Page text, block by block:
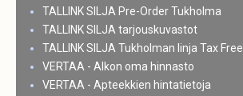
TALLINK SILJA Pre-Order Tukholma
TALLINK SILJA tarjouskuvastot
TALLINK SILJA Tukholman linja Tax Free
VERTAA - Alkon oma hinnasto
VERTAA - Apteekkien hintatietoja